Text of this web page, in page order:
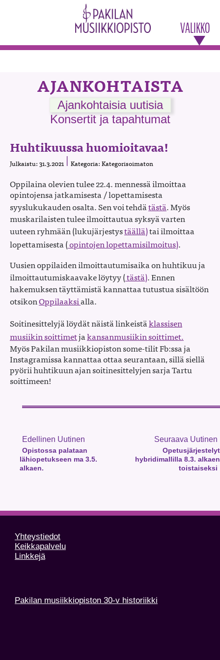
VALIKKO
AJANKOHTAISTA
Ajankohtaisia uutisia
Konsertit ja tapahtumat
Huhtikuussa huomioitavaa!
Julkaistu: 31.3.2021 Kategoria: Kategorisoimaton
Oppilaina olevien tulee 22.4. mennessä ilmoittaa
opintojensa jatkamisesta / lopettamisesta
syyslukukauden osalta. Sen voi tehdätästä. Myös
muskarilaisten tulee ilmoittautua syksyä varten
uuteen ryhmään (lukujärjestystäällä)tai ilmoittaa
lopettamisesta (opintojen lopettamisilmoitus).
Uusien oppilaiden ilmoittautumisaika on huhtikuu ja
ilmoittautumiskaavake löytyy (tästä). Ennen
hakemuksen täyttämistä kannattaa tutustua sisältöön
otsikonOppilaaksialla.
Soitinesittelyjä löydät näistä linkeistäklassisen
musiikin soittimetjakansanmusiikin soittimet.
Myös Pakilan musiikkiopiston some-tilit Fb:ssa ja
Instagramissa kannattaa ottaa seurantaan, sillä siellä
pyörii huhtikuun ajan soitinesittelyjen sarja Tartu
soittimeen!
Edellinen Uutinen
Opistossa palataan
lähiopetukseen ma 3.5.
alkaen.
Seuraava Uutinen
Opetusjärjestelyt
hybridimallilla 8.3. alkaen
toistaiseksi
Yhteystiedot
Keikkapalvelu
Linkkejä
Pakilan musiikkiopiston 30-v historiikki